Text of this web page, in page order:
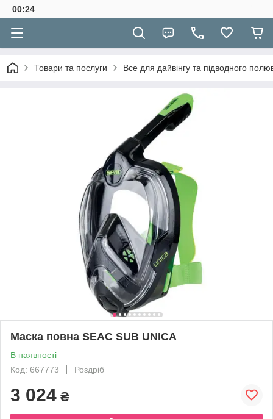
00:24
Товари та послуги Все для дайвінгу та підводного
Маска повна SEAC SUB UNICA
В наявності
Код: 667773
Роздріб
3 024 ₴